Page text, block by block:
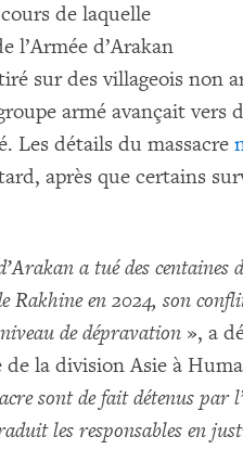
de laquelle
l’Armée d’Arakan
sur des villageois non
armé avançait vers
Les détails du massacre
après que certains
a tué des
Rakhine en 2024, son
de dépravation », a
la division Asie à
sont de fait détenus par
les responsables en